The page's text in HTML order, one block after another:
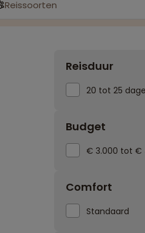
Reissoorten
Reisduur
20 tot 25
Budget
€ 3.000 tot €
Comfort
Standaard